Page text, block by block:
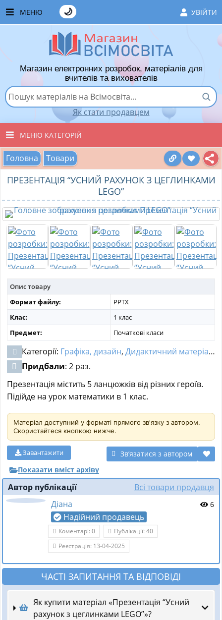
МЕНЮ УВІЙТИ
🌙
ЧАСТІ ЗАПИТАННЯ
ЯК ТУТ КУПУВАТИ
ЯК ТУТ ПРОДАВАТИ
ДОДАТИ РОЗРОБКУ
ВПОДОБАНІ ТОВАРИ
КОШИК
Магазин електронних розробок, матеріалів для
вчителів та вихователів
Як стати продавцем
МЕНЮ КАТЕГОРІЙ
ВСІ ТОВАРИ
ВИХОВАТЕЛЯМ ДНЗ
ПОЧАТКОВІ КЛАСИ
МАТЕРІАЛИ З ПРЕДМЕТІВ
РІЗНІ МАТЕРІАЛИ
Головна Товари
ПРЕЗЕНТАЦІЯ “УСНИЙ РАХУНОК З ЦЕГЛИНКАМИ
LEGO”
Опис товару
Формат файлу:
PPTX
Клас:
1 клас
Предмет:
Початкові класи
Категорії: Графіка, дизайн, Дидактичний матеріал ,
Придбали: 2 раз.
Презентація містить 5 ланцюжків від різних героїв.
Підійде на урок математики в 1 клас.
Матеріал доступний у форматі прямого звʼязку з автором.
Скористайтеся кнопкою нижче.
Звʼязатися з автором
Завантажити
Показати вміст архіву
Автор публікації
Всі товари продавця
Діана
Надійний продавець
6
Коментарі: 0
Публікації: 40
Реєстрація: 13-04-2025
ЧАСТІ ЗАПИТАННЯ ТА ВІДПОВІДІ
Як купити матеріал «Презентація “Усний
рахунок з цеглинками LEGO”»?